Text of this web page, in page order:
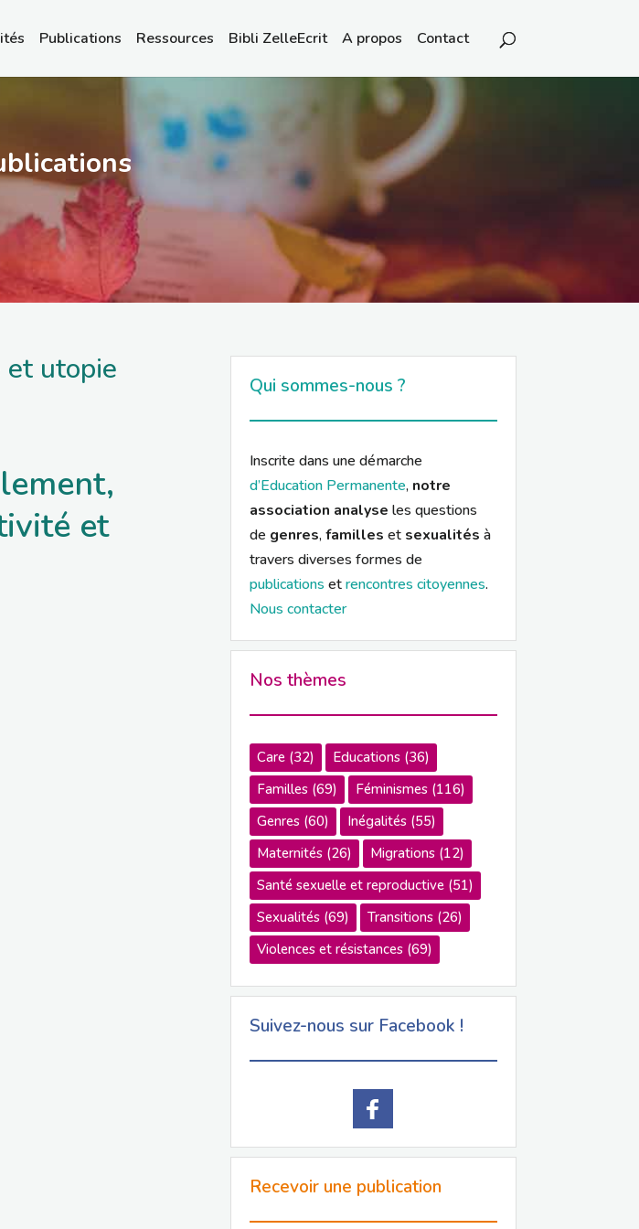
Publications Ressources Bibli ZelleEcrit A propos Contact
utopie
et
Qui sommes-nous ?
Inscrite dans une démarche
d’Education Permanente, notre
association analyse les questions
de genres,familles et sexualités à
travers diverses formes de
publications etrencontres citoyennes.
Nous contacter
Nos thèmes
Care (32) Educations (36)
Familles (69) Féminismes (116)
Genres (60) Inégalités (55)
Maternités (26) Migrations (12)
Santé sexuelle et reproductive (51)
Sexualités (69) Transitions (26)
Violences et résistances (69)
Suivez-nous sur Facebook !
Recevoir une publication